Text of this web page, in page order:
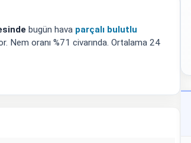
bugün hava parçalı bulutlu
Nem oranı %71 civarında. Ortalama 24